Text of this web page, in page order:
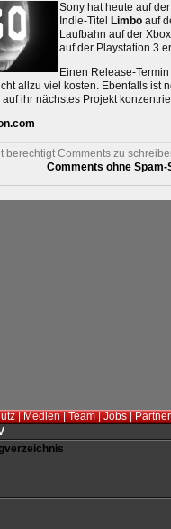
Sony hat heute auf
Indie-Titel
Limbo auf
Laufbahn auf der
auf der Playstation 3
Einen Release-
allzu viel kosten. Ebenfalls ist
ihr nächstes Projekt
berechtigt Comments zu
Comments ohne
|Medien|Team|Jobs|Partner